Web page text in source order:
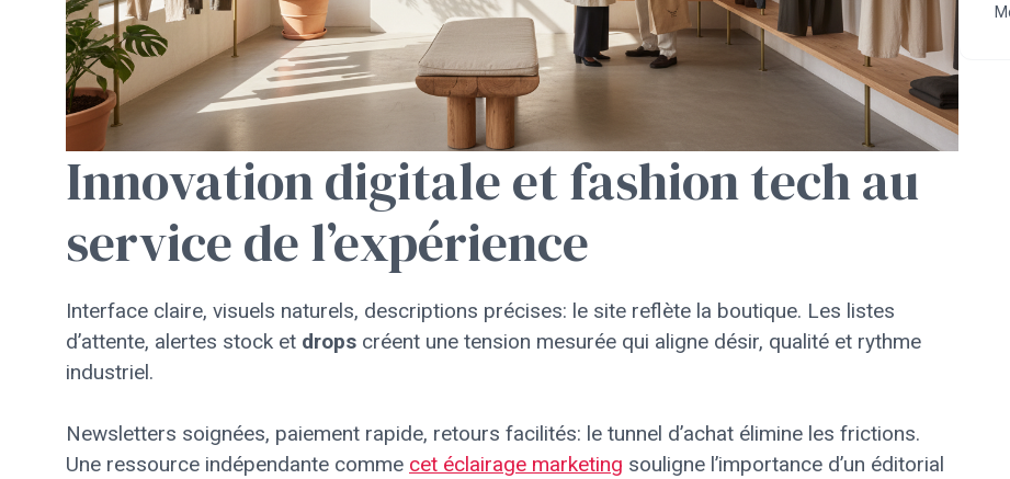
Innovation digitale et fashion tech au
service de l’expérience
Interface claire, visuels naturels, descriptions précises: le site reflète la boutique. Les listes
d’attente, alertes stock et drops créent une tension mesurée qui aligne désir, qualité et rythme
industriel.
Newsletters soignées, paiement rapide, retours facilités: le tunnel d’achat élimine les frictions.
Une ressource indépendante comme cet éclairage marketing souligne l’importance d’un éditorial